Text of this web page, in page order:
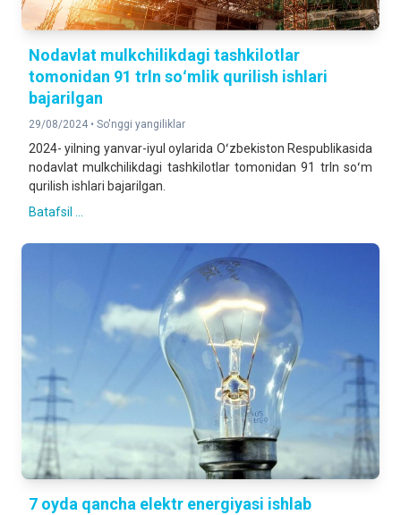
Nodavlat mulkchilikdagi tashkilotlar
tomonidan 91 trln soʻmlik qurilish ishlari
bajarilgan
29/08/2024 • So'nggi yangiliklar
2024- yilning yanvar-iyul oylarida Oʻzbekiston Respublikasida
nodavlat mulkchilikdagi tashkilotlar tomonidan 91 trln soʻm
qurilish ishlari bajarilgan.
Batafsil ...
7 oyda qancha elektr energiyasi ishlab